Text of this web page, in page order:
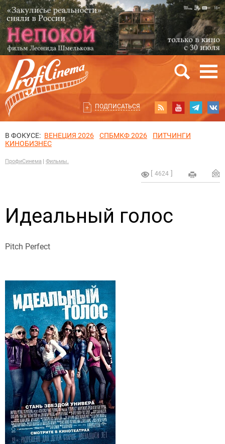
ПОДПИСАТЬСЯ
В ФОКУСЕ: ВЕНЕЦИЯ 2026 СПБМКФ 2026
ПИТЧИНГИ
КИНОБИЗНЕС
ПрофиСинема Фильмы.
4624
Идеальный голос
Pitch Perfect